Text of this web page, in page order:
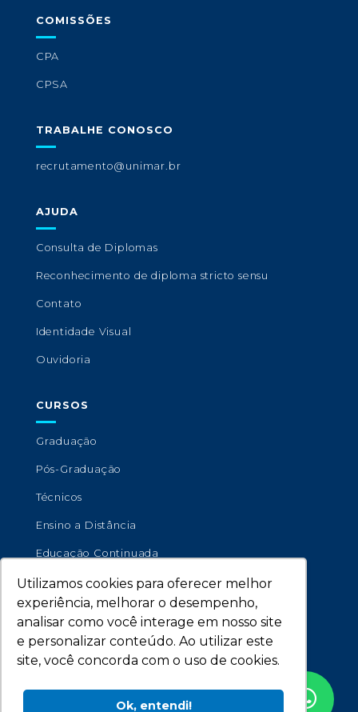
Utilizamos cookies para oferecer melhor
experiência, melhorar o desempenho,
analisar como você interage em nosso site
e personalizar conteúdo. Ao utilizar este
site, você concorda com o uso de cookies.
Ok, entendi!
COMISSÕES
CPA
CPSA
TRABALHE CONOSCO
recrutamento@unimar.br
AJUDA
Consulta de Diplomas
Reconhecimento de diploma stricto sensu
Contato
Identidade Visual
Ouvidoria
CURSOS
Graduação
Pós-Graduação
Técnicos
Ensino a Distância
Educação Continuada
Copyright © 2026 - Universidade de Marília.